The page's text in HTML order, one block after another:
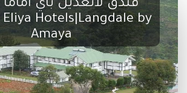
فندق لانغديل باي اماما
Hotels|Langdale by
Amaya